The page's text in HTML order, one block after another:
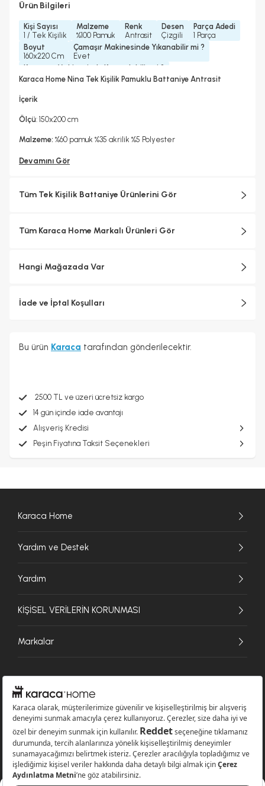
Ürün Bilgileri
Kişi Sayısı
1 / Tek Kişilik
Malzeme
%100 Pamuk
Renk
Antrasit
Desen
Çizgili
Parça Adedi
1 Parça
Boyut
160x220 Cm
Çamaşır Makinesinde Yıkanabilir mi ?
Evet
Kurutma Makinesinde Kurutulabilir mi ?
Hayır
Hayır
Karaca Home Nina Tek Kişilik Pamuklu Battaniye Antrasit
İçerik
Ölçü: 150x200 cm
Malzeme: %60 pamuk %35 akrilik %5 Polyester
Devamını Gör
Tüm Tek Kişilik Battaniye Ürünlerini Gör
Tüm Karaca Home Markalı Ürünleri Gör
Hangi Mağazada Var
İade ve İptal Koşulları
Bu ürün Karaca tarafından gönderilecektir.
2500 TL ve üzeri ücretsiz kargo
14 gün içinde iade avantajı
Alışveriş Kredisi
Peşin Fiyatına Taksit Seçenekleri
Karaca Home
Yardım ve Destek
Yardım
KİŞİSEL VERİLERİN KORUNMASI
Markalar
© 2026 Karaca Home Collection Tekstil Sanayi ve Ticaret A.Ş. - Tüm hakları
saklıdır.